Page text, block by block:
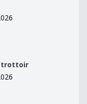
trottoir